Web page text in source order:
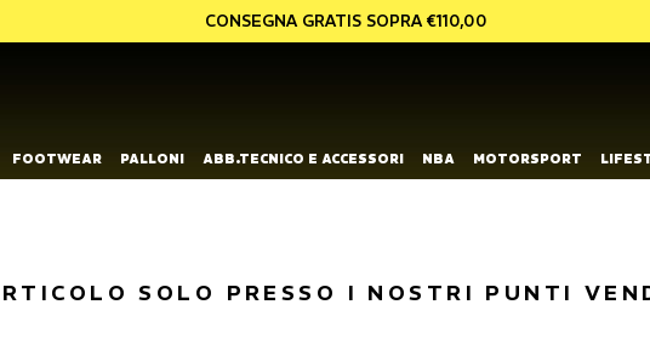
CONSEGNA GRATIS SOPRA €110,00
FOOTWEAR PALLONI ABB.TECNICO E ACCESSORI NBA MOTORSPORT
SOLO PRESSO I NOSTRI PUNTI